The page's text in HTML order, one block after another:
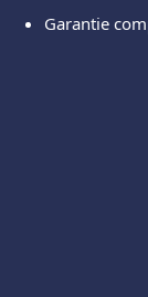
Garantie